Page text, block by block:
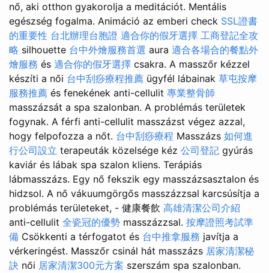
nő, aki otthon gyakorolja a meditációt. Mentális
egészség fogalma. Animáció az emberi check SSL證書
的重要性 台北辦理台胞證 適合你的假牙選擇 工商登記全攻
略 silhouette 台中外燴服務首選 aura 適合各場合的餐點外
燴服務 és 適合你的假牙選擇 csakra. A masszőr kézzel
készíti a női 台中刮痧療程推薦 ügyfél lábainak 草屯按摩
服務推薦 és fenekének anti-cellulit 專業整骨師
masszázsát a spa szalonban. A problémás területek
fogynak. A férfi anti-cellulit masszázst végez azzal,
hogy felpofozza a nőt. 台中刮痧療程 Masszázs 如何進
行公司設立 terapeuták közelsége kéz 公司登記 gyúrás
kaviár és lábak spa szalon kliens. Terápiás
lábmasszázs. Egy nő fekszik egy masszázsasztalon és
hidzsol. A nő vákuumgörgős masszázzsal karcsúsítja a
problémás területeket, - 健康餐飲 高雄清潔公司介紹
anti-cellulit 全瓷冠的優勢 masszázzsal. 按摩證照考試準
備 Csökkenti a térfogatot és 台中推拿服務 javítja a
vérkeringést. Masszőr csinál hát masszázs 居家清潔秘
訣 női 居家清潔300元方案 szerszám spa szalonban.